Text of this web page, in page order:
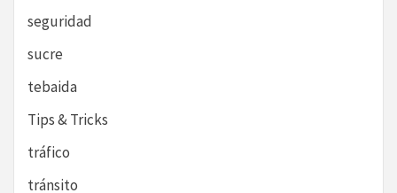
seguridad
sucre
tebaida
Tips & Tricks
tráfico
tránsito